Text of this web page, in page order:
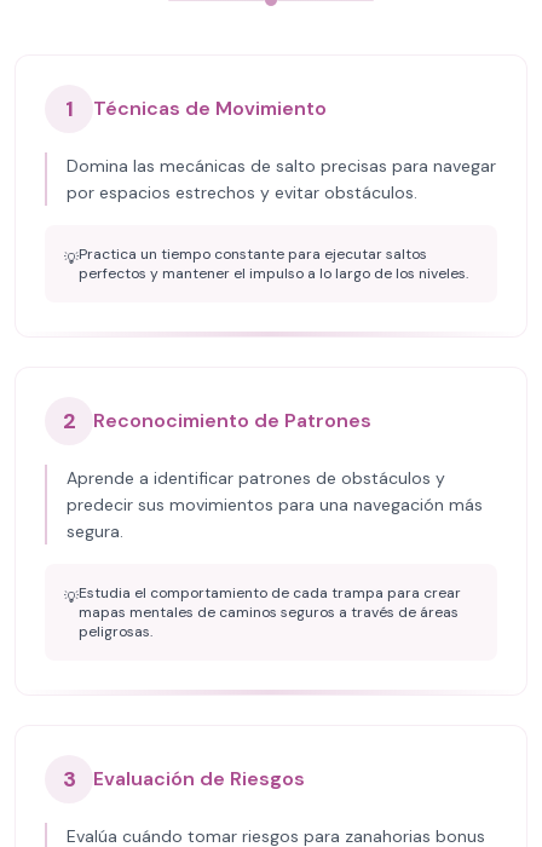
1 Técnicas de Movimiento
Domina las mecánicas de salto precisas para navegar
por espacios estrechos y evitar obstáculos.
💡Practica un tiempo constante para ejecutar saltos
perfectos y mantener el impulso a lo largo de los niveles.
2 Reconocimiento de Patrones
Aprende a identificar patrones de obstáculos y
predecir sus movimientos para una navegación más
segura.
💡Estudia el comportamiento de cada trampa para crear
mapas mentales de caminos seguros a través de áreas
peligrosas.
3 Evaluación de Riesgos
Evalúa cuándo tomar riesgos para zanahorias bonus